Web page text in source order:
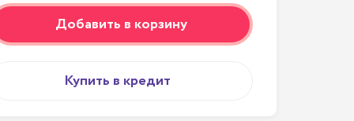
Добавить в корзину
Купить в кредит